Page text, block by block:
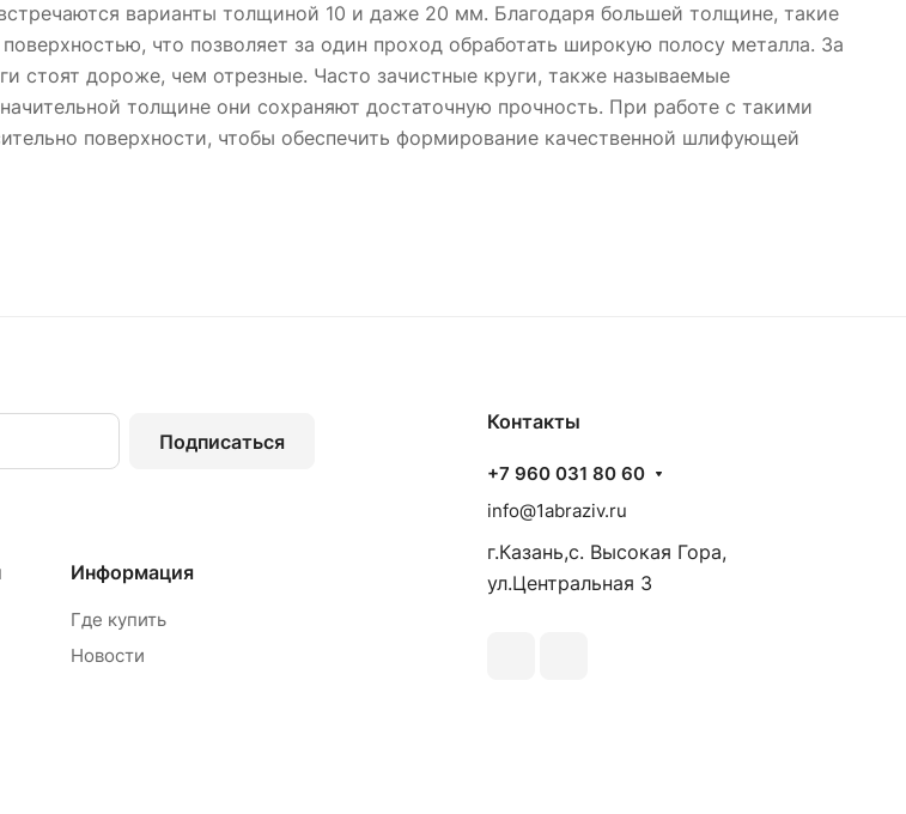
варианты толщиной 10 и даже 20 мм. Благодаря большей толщине, такие
что позволяет за один проход обработать широкую полосу металла. За
стоят дороже, чем отрезные. Часто зачистные круги, также называемые
толщине они сохраняют достаточную прочность. При работе с такими
поверхности, чтобы обеспечить формирование качественной шлифующей
Подписаться
Информация
Где купить
Новости
Контакты
+7 960 031 80 60
info@1abraziv.ru
г.Казань,с. Высокая Гора,
ул.Центральная 3